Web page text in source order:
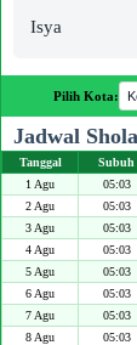
Isya
Pilih Kota:
Jadwal
Tanggal Subuh
1 Agu
05:03
2 Agu
05:03
3 Agu
05:03
4 Agu
05:03
5 Agu
05:03
6 Agu
05:03
7 Agu
05:03
8 Agu
05:03